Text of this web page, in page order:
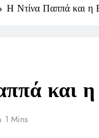
Η Ντίνα Παππά και η
και η
1 Mins